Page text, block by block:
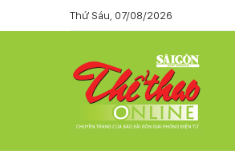
Thứ Sáu, 07/08/2026